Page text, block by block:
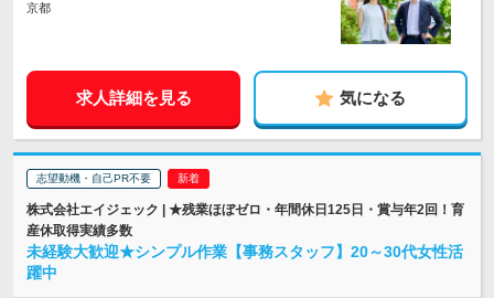
京都
求人詳細を見る 気になる
志望動機・自己PR不要
株式会社エイジェック | ★残業ほぼゼロ・年間休日125日・賞与年2回！育
産休取得実績多数
未経験大歓迎★シンプル作業【事務スタッフ】20～30代女性活
躍中